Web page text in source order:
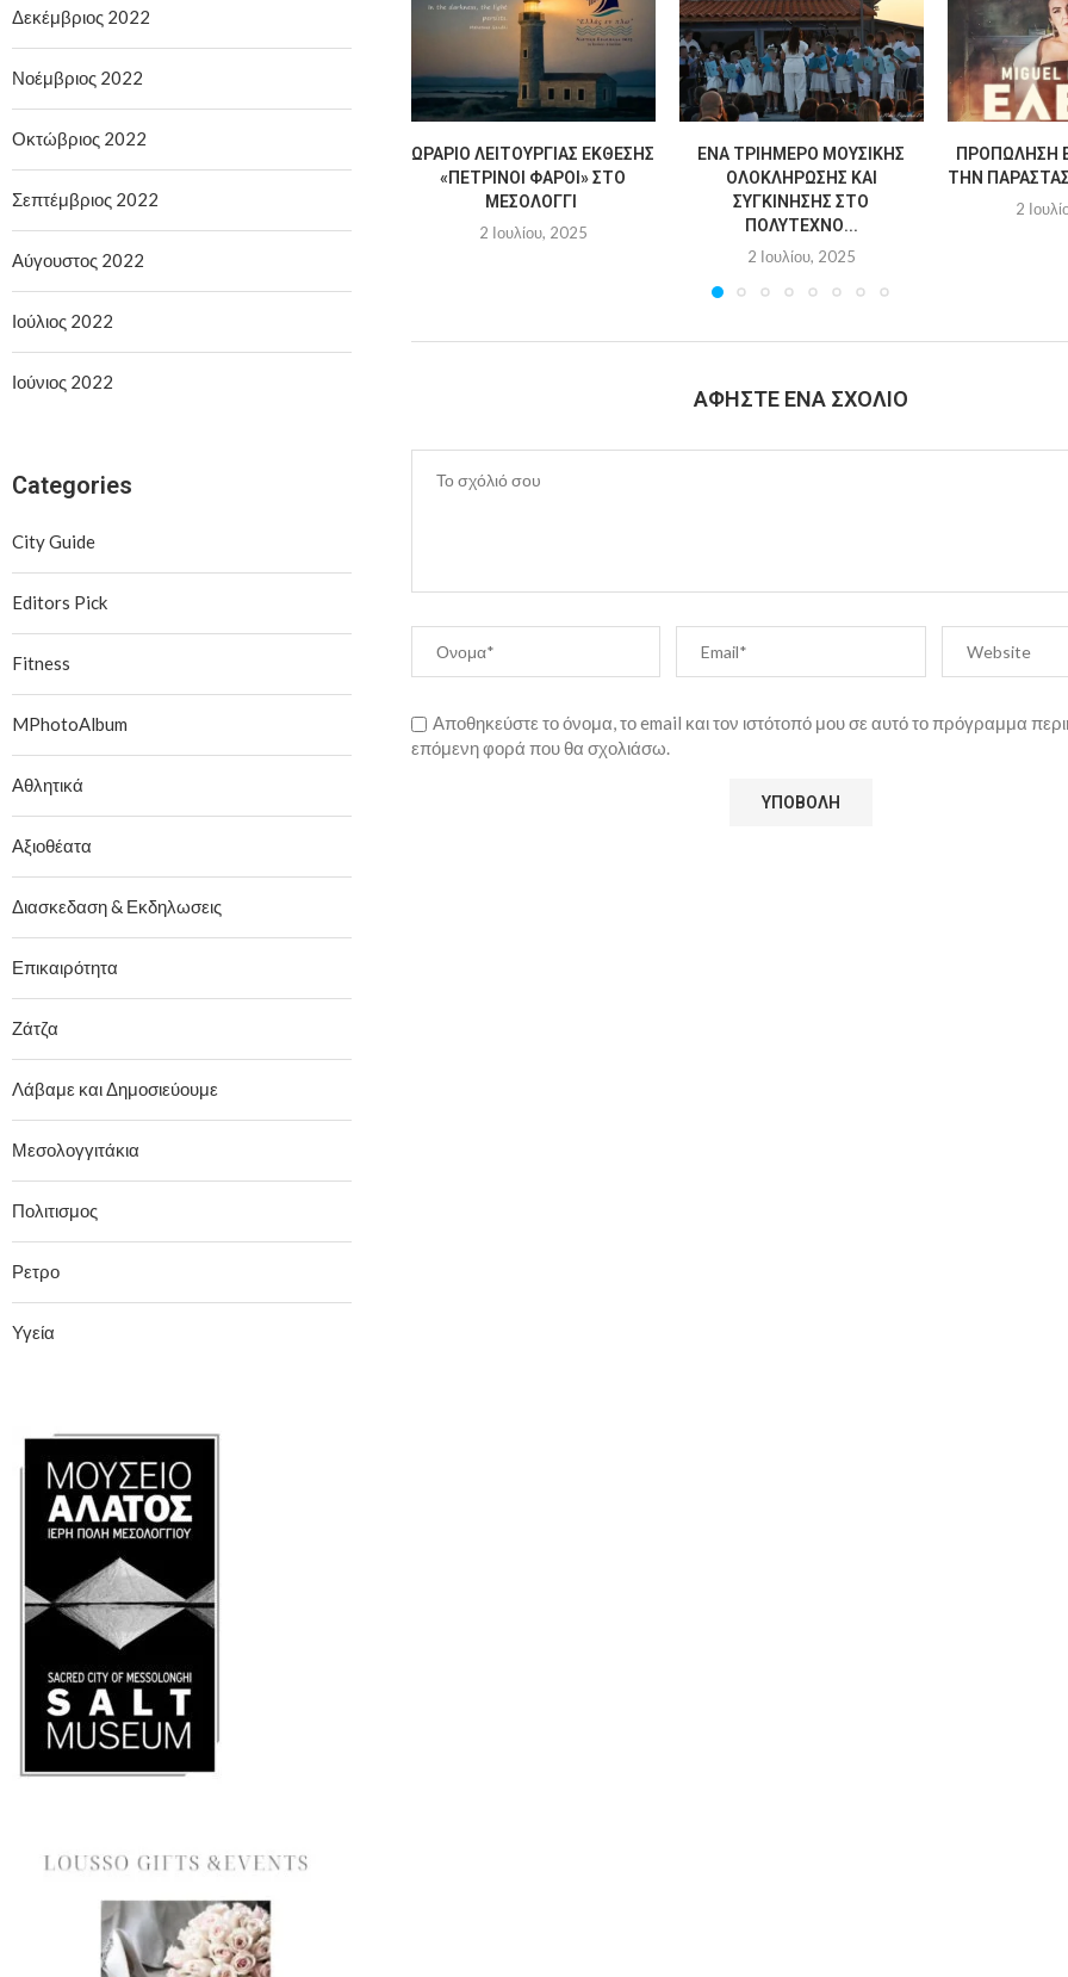
ΩΡΆΡΙΟ ΛΕΙΤΟΥΡΓΊΑΣ ΈΚΘΕΣΗΣ
«ΠΈΤΡΙΝΟΙ ΦΆΡΟΙ» ΣΤΟ
ΜΕΣΟΛΌΓΓΙ
2 Ιουλίου, 2025
ΈΝΑ ΤΡΙΉΜΕΡΟ ΜΟΥΣΙΚΉΣ
ΟΛΟΚΛΉΡΩΣΗΣ ΚΑΙ
ΣΥΓΚΊΝΗΣΗΣ ΣΤΟ
ΠΟΛΎΤΕΧΝΟ...
2 Ιουλίου, 2025
ΠΡΟΠΏΛΗΣΗ
ΤΗΝ
2
ΑΦΉΣΤΕ ΈΝΑ ΣΧΌΛΙΟ
Αποθηκεύστε το όνομα, το email και τον ιστότοπό μου σε αυτό το πρόγραμμα
επόμενη φορά που θα σχολιάσω.
Δεκέμβριος 2022
Νοέμβριος 2022
Οκτώβριος 2022
Σεπτέμβριος 2022
Αύγουστος 2022
Ιούλιος 2022
Ιούνιος 2022
Categories
City Guide
Editors Pick
Fitness
MPhotoAlbum
Αθλητικά
Αξιοθέατα
Διασκεδαση & Εκδηλωσεις
Επικαιρότητα
Ζάτζα
Λάβαμε και Δημοσιεύουμε
Μεσολογγιτάκια
Πολιτισμος
Ρετρο
Υγεία